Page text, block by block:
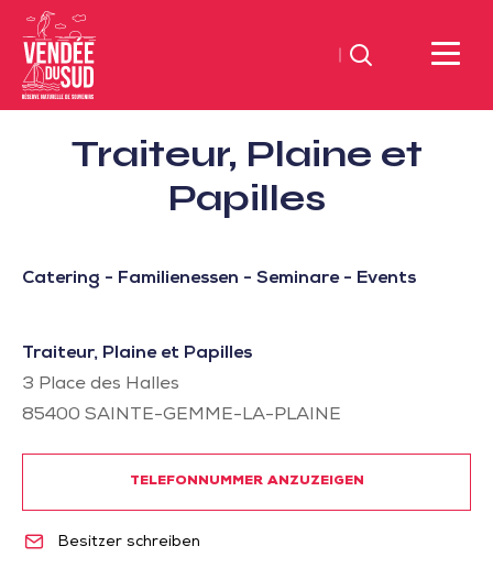
Sud
Vendée
Küste
Suchen
Traiteur, Plaine et
Papilles
Catering - Familienessen - Seminare - Events
Traiteur, Plaine et Papilles
3 Place des Halles
85400 SAINTE-GEMME-LA-PLAINE
TELEFONNUMMER ANZUZEIGEN
Besitzer schreiben